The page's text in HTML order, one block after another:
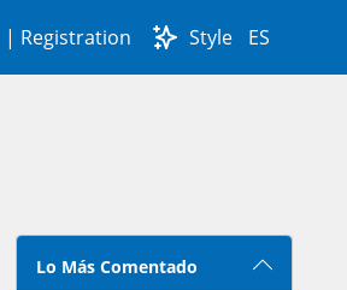
| Registration Style ES
Lo Más Comentado